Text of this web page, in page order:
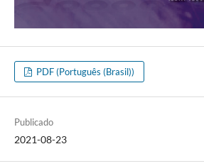
PDF (Português (Brasil))
Publicado
2021-08-23